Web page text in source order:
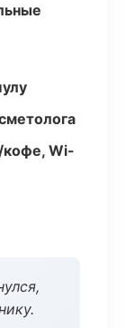
кофе, Wi-